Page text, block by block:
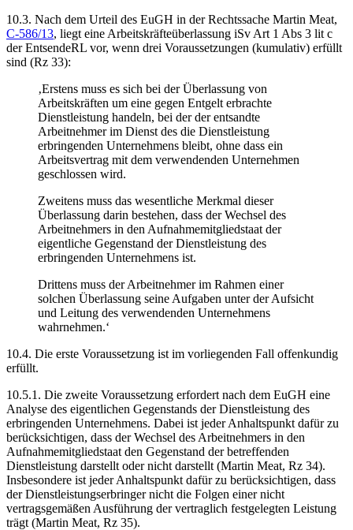
10.3. Nach dem Urteil des EuGH in der Rechtssache Martin Meat,
C-586/13, liegt eine Arbeitskräfteüberlassung iSv Art 1 Abs 3 lit c
der EntsendeRL vor, wenn drei Voraussetzungen (kumulativ) erfüllt
sind (Rz 33):
‚Erstens muss es sich bei der Überlassung von
Arbeitskräften um eine gegen Entgelt erbrachte
Dienstleistung handeln, bei der der entsandte
Arbeitnehmer im Dienst des die Dienstleistung
erbringenden Unternehmens bleibt, ohne dass ein
Arbeitsvertrag mit dem verwendenden Unternehmen
geschlossen wird.
Zweitens muss das wesentliche Merkmal dieser
Überlassung darin bestehen, dass der Wechsel des
Arbeitnehmers in den Aufnahmemitgliedstaat der
eigentliche Gegenstand der Dienstleistung des
erbringenden Unternehmens ist.
Drittens muss der Arbeitnehmer im Rahmen einer
solchen Überlassung seine Aufgaben unter der Aufsicht
und Leitung des verwendenden Unternehmens
wahrnehmen.‘
10.4. Die erste Voraussetzung ist im vorliegenden Fall offenkundig
erfüllt.
10.5.1. Die zweite Voraussetzung erfordert nach dem EuGH eine
Analyse des eigentlichen Gegenstands der Dienstleistung des
erbringenden Unternehmens. Dabei ist jeder Anhaltspunkt dafür zu
berücksichtigen, dass der Wechsel des Arbeitnehmers in den
Aufnahmemitgliedstaat den Gegenstand der betreffenden
Dienstleistung darstellt oder nicht darstellt (Martin Meat, Rz 34).
Insbesondere ist jeder Anhaltspunkt dafür zu berücksichtigen, dass
der Dienstleistungserbringer nicht die Folgen einer nicht
vertragsgemäßen Ausführung der vertraglich festgelegten Leistung
trägt (Martin Meat, Rz 35).